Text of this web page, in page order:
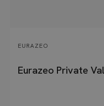
EURAZEO
Eurazeo Private